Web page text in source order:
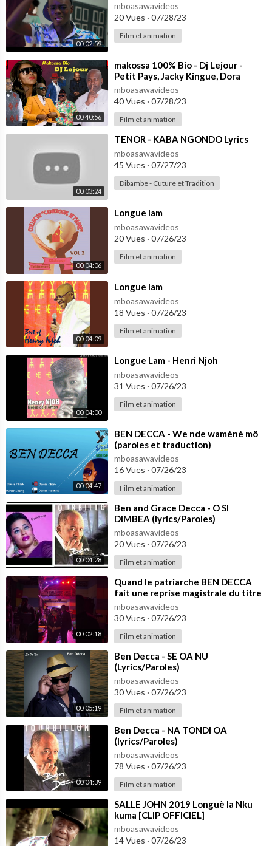
00:02:59
mboasawavideos
20 Vues · 07/28/23
Film et animation
00:40:56
⁣makossa 100% Bio - Dj Lejour -
Petit Pays, Jacky Kingue, Dora
Decca, Longue Longue, Sergeo Polo
etc.
mboasawavideos
40 Vues · 07/28/23
Film et animation
00:03:24
⁣TENOR - KABA NGONDO Lyrics
mboasawavideos
45 Vues · 07/27/23
Dibambe - Cuture et Tradition
00:04:06
⁣Longue lam
mboasawavideos
20 Vues · 07/26/23
Film et animation
00:04:09
⁣Longue lam
mboasawavideos
18 Vues · 07/26/23
Film et animation
00:04:00
⁣Longue Lam - Henri Njoh
mboasawavideos
31 Vues · 07/26/23
Film et animation
00:04:47
⁣BEN DECCA - We nde wamènè mô
(paroles et traduction)
mboasawavideos
16 Vues · 07/26/23
Film et animation
00:04:28
⁣Ben and Grace Decca - O SI
DIMBEA (lyrics/Paroles)
mboasawavideos
20 Vues · 07/26/23
Film et animation
00:02:18
⁣Quand le patriarche BEN DECCA
fait une reprise magistrale du titre
Salazar du duo Tenor et Cysoul.
mboasawavideos
30 Vues · 07/26/23
Film et animation
00:05:19
⁣Ben Decca - SE OA NU
(Lyrics/Paroles)
mboasawavideos
30 Vues · 07/26/23
Film et animation
00:04:39
⁣Ben Decca - NA TONDI OA
(lyrics/Paroles)
mboasawavideos
78 Vues · 07/26/23
Film et animation
⁣SALLE JOHN 2019 Longuè la Nku
kuma [CLIP OFFICIEL]
mboasawavideos
14 Vues · 07/26/23